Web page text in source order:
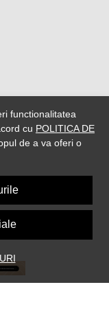
functionalitatea
cu POLITICA DE
de a va oferi o